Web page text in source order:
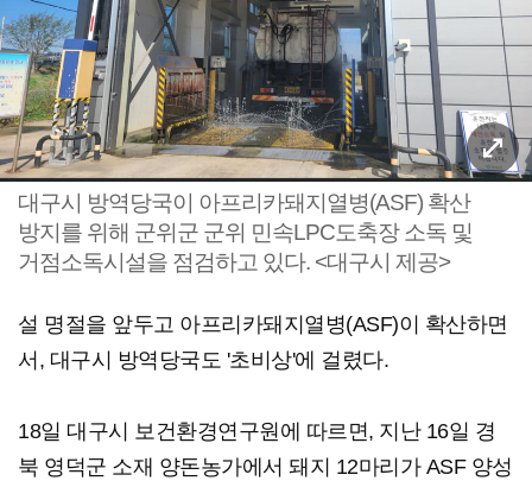
대구시 방역당국이 아프리카돼지열병(ASF) 확산
방지를 위해 군위군 군위 민속LPC도축장 소독 및
거점소독시설을 점검하고 있다. <대구시 제공>
설 명절을 앞두고 아프리카돼지열병(ASF)이 확산하면
서, 대구시 방역당국도 '초비상'에 걸렸다.
18일 대구시 보건환경연구원에 따르면, 지난 16일 경
북 영덕군 소재 양돈농가에서 돼지 12마리가 ASF 양성